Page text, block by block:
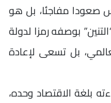
صعودا مفاجئا، بل هو
بوصفه رمزا لدولة
بل تسعى لإعادة
بلغة الاقتصاد وحده،